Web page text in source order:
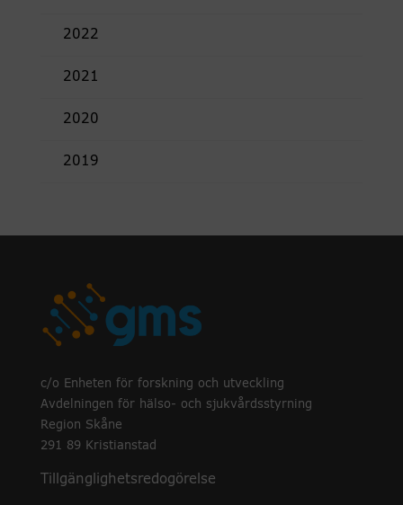
2022
2021
2020
2019
c/o Enheten för forskning och utveckling
Avdelningen för hälso- och sjukvårdsstyrning
Region Skåne
291 89 Kristianstad
Tillgänglighetsredogörelse